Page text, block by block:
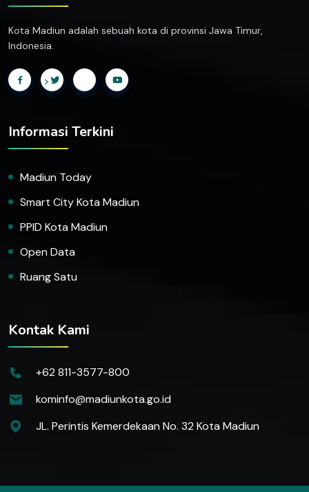
Kota Madiun adalah sebuah kota di provinsi Jawa Timur,
Indonesia.
>
Informasi Terkini
Madiun Today
Smart City Kota Madiun
PPID Kota Madiun
Open Data
Ruang Satu
Kontak Kami
+62 811-3577-800
kominfo@madiunkota.go.id
JL. Perintis Kemerdekaan No. 32 Kota Madiun